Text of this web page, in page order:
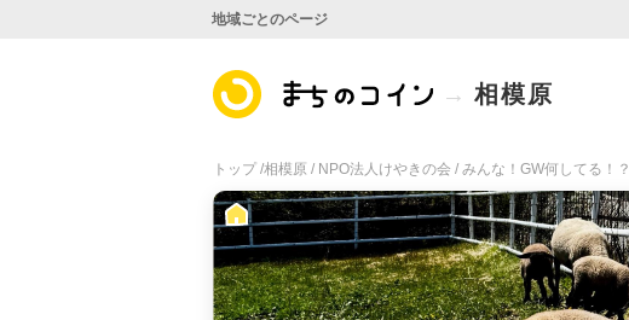
トップ /相模原 / NPO法人けやきの会 / みんな！GW何してる！？
地域ごとのページ
相模原